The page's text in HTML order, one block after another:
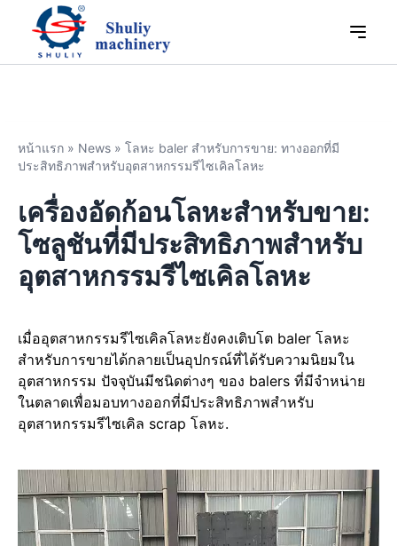
หน้าแรก » News » โลหะ baler สำหรับการขาย: ทางออกที่มี
ประสิทธิภาพสำหรับอุตสาหกรรมรีไซเคิลโลหะ
เครื่องอัดก้อนโลหะสำหรับขาย:
โซลูชันที่มีประสิทธิภาพสำหรับ
อุตสาหกรรมรีไซเคิลโลหะ
เมื่ออุตสาหกรรมรีไซเคิลโลหะยังคงเติบโต baler โลหะ
สำหรับการขายได้กลายเป็นอุปกรณ์ที่ได้รับความนิยมใน
อุตสาหกรรม ปัจจุบันมีชนิดต่างๆ ของ balers ที่มีจำหน่าย
ในตลาดเพื่อมอบทางออกที่มีประสิทธิภาพสำหรับ
อุตสาหกรรมรีไซเคิล scrap โลหะ.